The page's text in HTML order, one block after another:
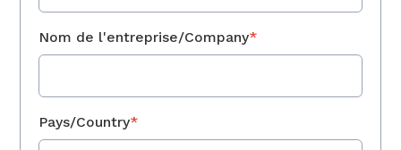
Nom de l'entreprise/Company*
Pays/Country*